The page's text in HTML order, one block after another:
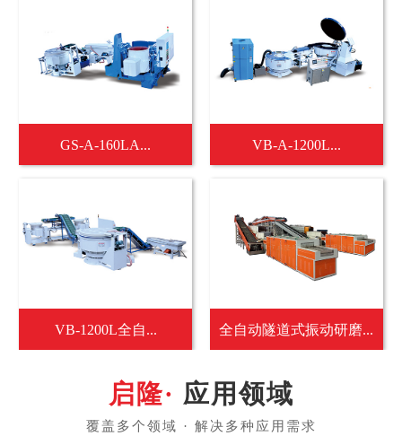
GS-A-160LA... VB-A-1200L...
VB-1200L全自... 全自动隧道式振动研磨...
应用领域